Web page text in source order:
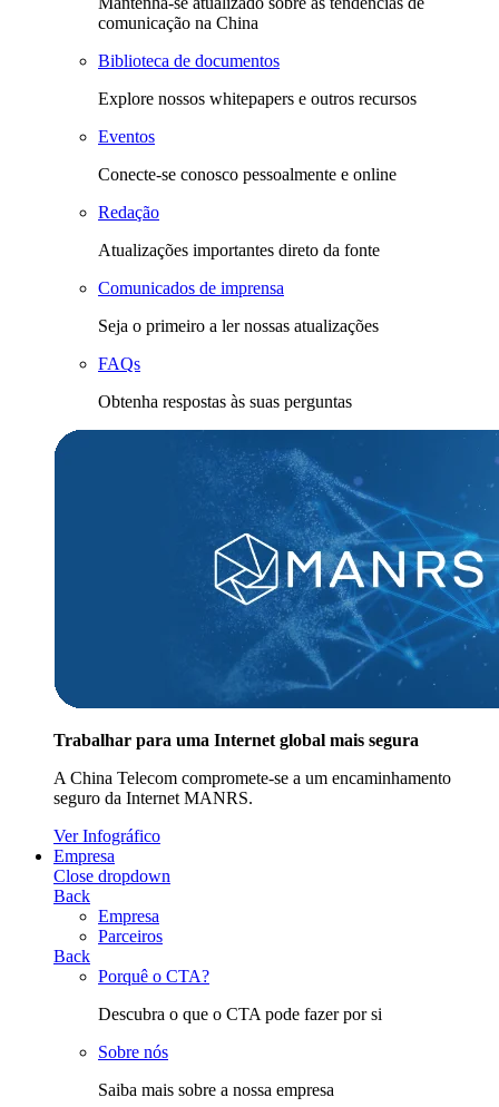
comunicação na China
Biblioteca de documentos
Explore nossos whitepapers e outros recursos
Eventos
Conecte-se conosco pessoalmente e online
Redação
Atualizações importantes direto da fonte
Comunicados de imprensa
Seja o primeiro a ler nossas atualizações
FAQs
Obtenha respostas às suas perguntas
Trabalhar para uma Internet global mais segura
A China Telecom compromete-se a um encaminhamento
seguro da Internet MANRS.
Ver Infográfico
Empresa
Close dropdown
Back
Empresa
Parceiros
Back
Porquê o CTA?
Descubra o que o CTA pode fazer por si
Sobre nós
Saiba mais sobre a nossa empresa